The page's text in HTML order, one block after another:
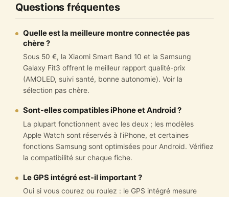
Questions fréquentes
Quelle est la meilleure montre connectée pas
chère ?
Sous 50 €, la Xiaomi Smart Band 10 et la Samsung
Galaxy Fit3 offrent le meilleur rapport qualité-prix
(AMOLED, suivi santé, bonne autonomie). Voir la
sélection pas chère.
Sont-elles compatibles iPhone et Android ?
La plupart fonctionnent avec les deux ; les modèles
Apple Watch sont réservés à l’iPhone, et certaines
fonctions Samsung sont optimisées pour Android. Vérifiez
la compatibilité sur chaque fiche.
Le GPS intégré est-il important ?
Oui si vous courez ou roulez : le GPS intégré mesure